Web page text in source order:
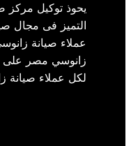
يحوذ توكيل مركز
التميز فى مجال
عملاء صيانة
زانوسي مصر على
لكل عملاء صيانة